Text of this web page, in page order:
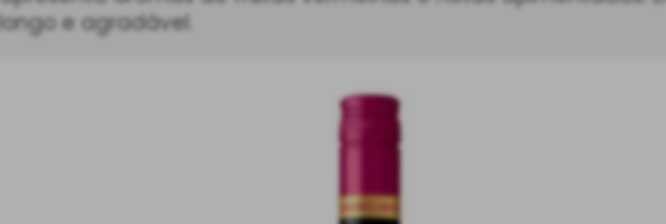
e agradável.